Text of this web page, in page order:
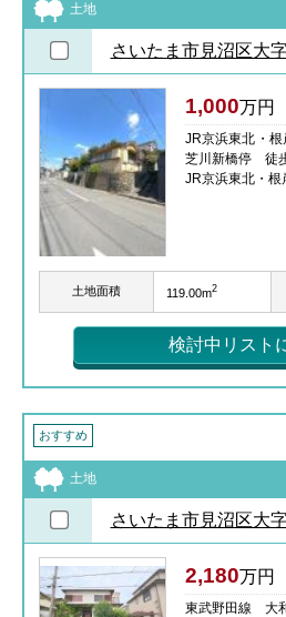
土地
さいたま市見沼区大
1,000万円
JR京浜東北・
芝川新橋停 徒
JR京浜東北・
土地面積 119.00m2
検討中リスト
おすすめ
土地
さいたま市見沼区大
2,180万円
東武野田線 大